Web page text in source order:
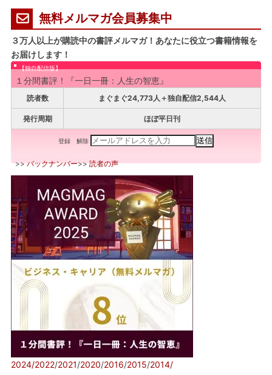
無料メルマガ会員募集中
３万人以上が購読中の書評メルマガ！あなたに役立つ書籍情報を
お届けします！
【独自配信版】
１分間書評！『一日一冊：人生の智恵』
読者数 まぐまぐ24,773人＋独自配信2,544人
発行周期 ほぼ平日刊
登録 解除
>>バックナンバー>>読者の声
2024/2022/2021/2020/2016/2015/2014/